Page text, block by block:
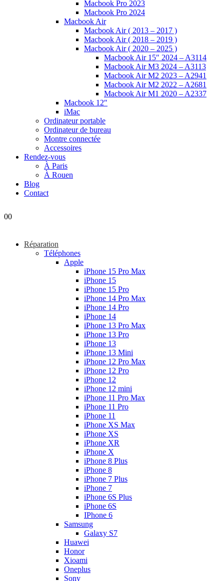
Macbook Pro 2023
Macbook Pro 2024
Macbook Air
Macbook Air ( 2013 – 2017 )
Macbook Air ( 2018 – 2019 )
Macbook Air ( 2020 – 2025 )
Macbook Air 15″ 2024 – A3114
Macbook Air M3 2024 – A3113
Macbook Air M2 2023 – A2941
Macbook Air M2 2022 – A2681
Macbook Air M1 2020 – A2337
Macbook 12″
iMac
Ordinateur portable
Ordinateur de bureau
Montre connectée
Accessoires
Rendez-vous
À Paris
À Rouen
Blog
Contact
00
Réparation
Téléphones
Apple
iPhone 15 Pro Max
iPhone 15
iPhone 15 Pro
iPhone 14 Pro Max
iPhone 14 Pro
iPhone 14
iPhone 13 Pro Max
iPhone 13 Pro
iPhone 13
iPhone 13 Mini
iPhone 12 Pro Max
iPhone 12 Pro
iPhone 12
iPhone 12 mini
iPhone 11 Pro Max
iPhone 11 Pro
iPhone 11
iPhone XS Max
iPhone XS
iPhone XR
iPhone X
iPhone 8 Plus
iPhone 8
iPhone 7 Plus
iPhone 7
iPhone 6S Plus
iPhone 6S
IPhone 6
Samsung
Galaxy S7
Huawei
Honor
Xioami
Oneplus
Sony